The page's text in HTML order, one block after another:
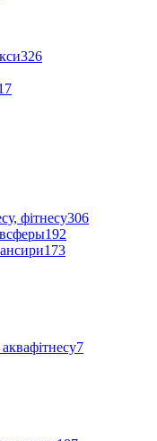
326
фітнесу306
192
173
7